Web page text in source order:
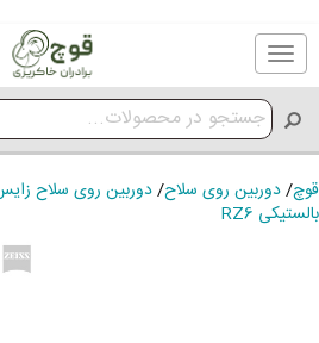
Toggle
navigation
قوچ/دوربین روی سلاح/
بالستیکی RZ6